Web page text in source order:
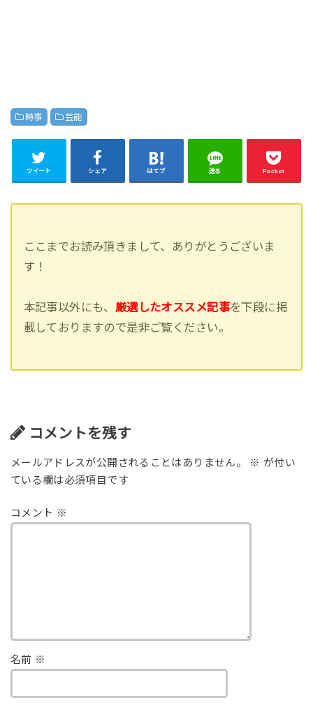
時事 芸能
ツイート シェア はてブ 送る Pocket
ここまでお読み頂きまして、ありがとうございま
す！
本記事以外にも、 厳選したオススメ記事を下段に掲
載しておりますので是非ご覧ください。
コメントを残す
メールアドレスが公開されることはありません。 ※ が付い
ている欄は必須項目です
コメント ※
名前 ※